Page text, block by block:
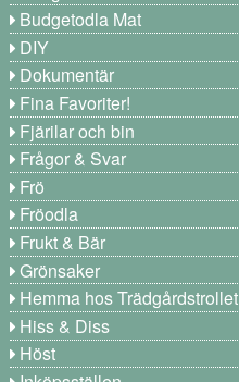
Budgetodla Mat
DIY
Dokumentär
Fina Favoriter!
Fjärilar och bin
Frågor & Svar
Frö
Fröodla
Frukt & Bär
Grönsaker
Hemma hos Trädgårdstrollet
Hiss & Diss
Höst